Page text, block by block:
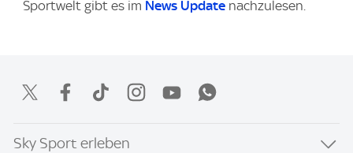
Sportwelt gibt es im News Update nachzulesen.
Sky Sport erleben